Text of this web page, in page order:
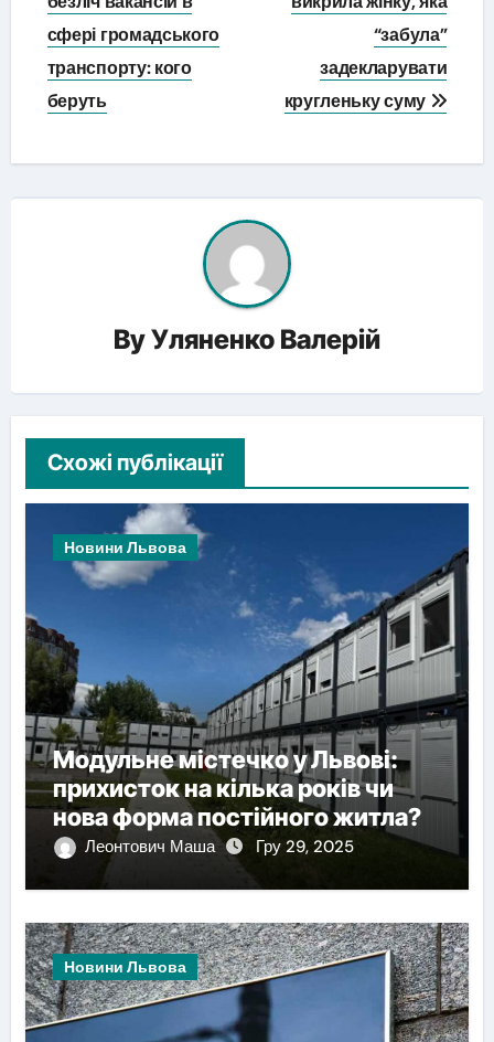
сфері громадського
транспорту: кого
беруть
“забула”
задекларувати
кругленьку суму
ByУляненко Валерій
Схожі публікації
Новини Львова
Модульне містечко у Львові:
прихисток на кілька років чи
нова форма постійного житла?
Леонтович Маша Гру 29, 2025
Новини Львова